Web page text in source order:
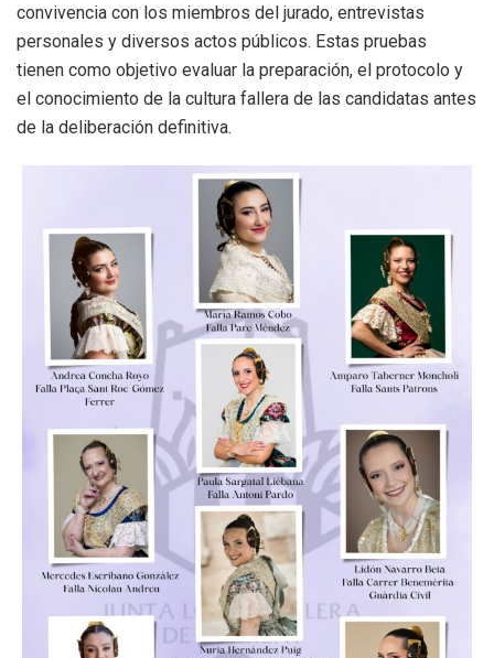
convivencia con los miembros del jurado, entrevistas
personales y diversos actos públicos. Estas pruebas
tienen como objetivo evaluar la preparación, el protocolo y
el conocimiento de la cultura fallera de las candidatas antes
de la deliberación definitiva.